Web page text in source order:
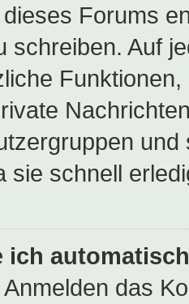
Forums
schreiben. Auf
sie schnell
ich
das